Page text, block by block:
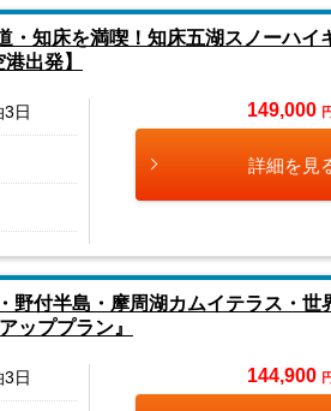
知床を満喫！知床五湖スノーハイ
出発】
3日 149,000
詳細を見
野付半島・摩周湖カムイテラス・世
ッププラン』
3日 144,900